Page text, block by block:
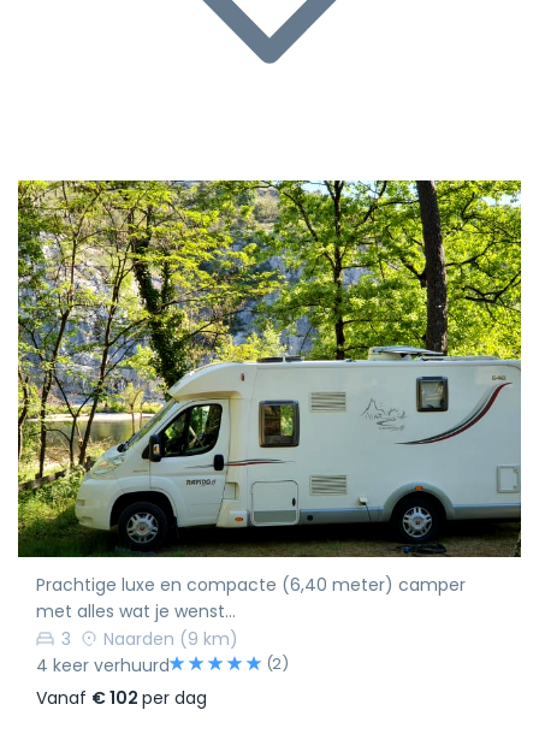
Prachtige luxe en compacte (6,40 meter) camper
met alles wat je wenst...
3
Naarden (9 km)
4 keer verhuurd
(2)
Vanaf € 102 per dag